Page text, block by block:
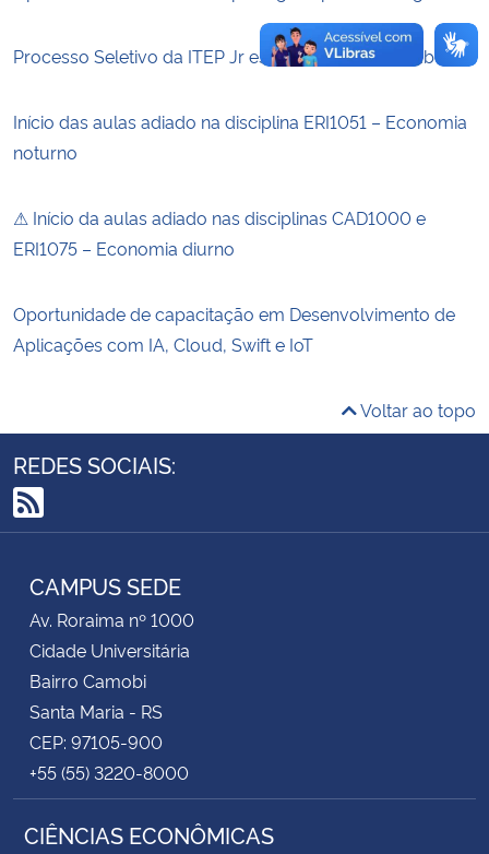
Processo Seletivo da ITEP Jr está com inscrições abertas
Início das aulas adiado na disciplina ERI1051 – Economia
noturno
⚠ Início da aulas adiado nas disciplinas CAD1000 e
ERI1075 – Economia diurno
Oportunidade de capacitação em Desenvolvimento de
Aplicações com IA, Cloud, Swift e IoT
Voltar ao topo
REDES SOCIAIS:
RSS
CAMPUS SEDE
Av. Roraima nº 1000
Cidade Universitária
Bairro Camobi
Santa Maria - RS
CEP: 97105-900
+55 (55) 3220-8000
CIÊNCIAS ECONÔMICAS